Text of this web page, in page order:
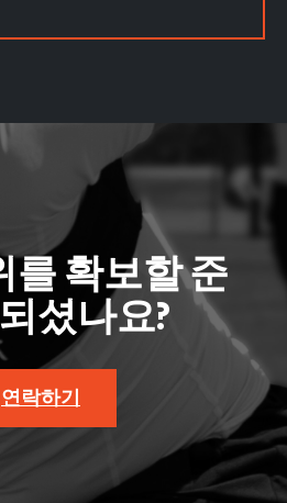
를 확보할 준
셨나요?
연락하기